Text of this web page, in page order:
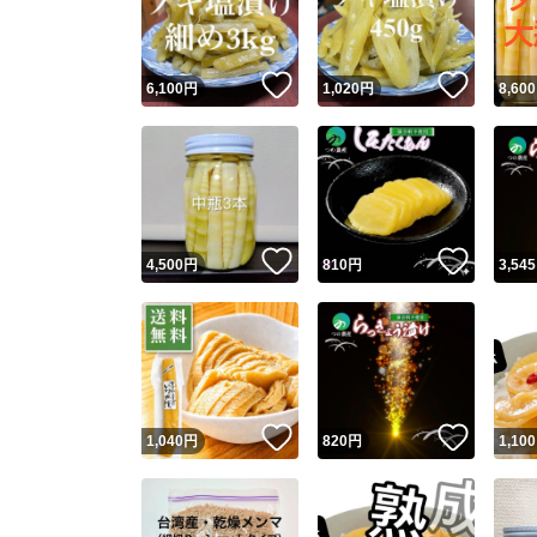
他フ
スピード
※このバ
安心
6,100円 いいね！
1,020円 いいね
8,600
4,500円 いいね！
810円 いいね
3,545
1,040円 いいね！
820円 いいね
1,100